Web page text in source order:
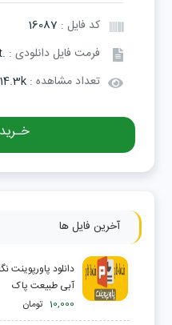
کد فایل : 16087
فرمت فایل دانلودی : .ppt
تعداد مشاهده :14.3k
آخرین فایل ها
دانلود
آبی طبیعت پاک
10,000 تومان